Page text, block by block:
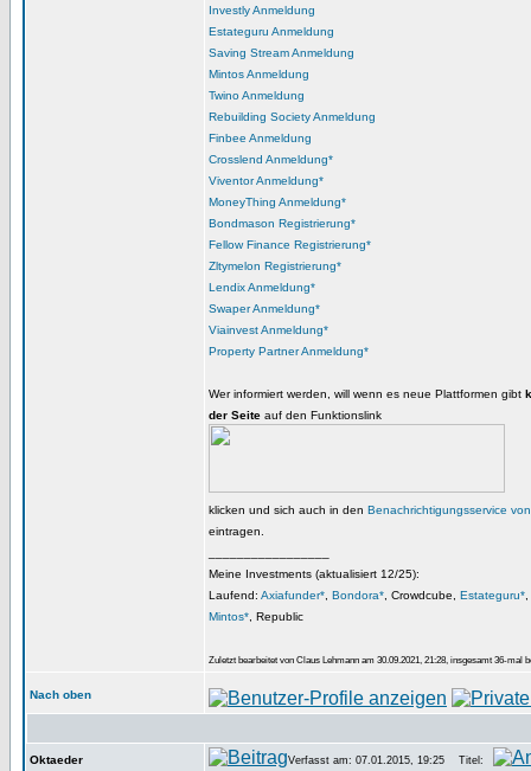
Investly Anmeldung
Estateguru Anmeldung
Saving Stream Anmeldung
Mintos Anmeldung
Twino Anmeldung
Rebuilding Society Anmeldung
Finbee Anmeldung
Crosslend Anmeldung*
Viventor Anmeldung*
MoneyThing Anmeldung*
Bondmason Registrierung*
Fellow Finance Registrierung*
Zltymelon Registrierung*
Lendix Anmeldung*
Swaper Anmeldung*
Viainvest Anmeldung*
Property Partner Anmeldung*
Wer informiert werden, will wenn es neue Plattformen gibt
der Seite auf den Funktionslink
klicken und sich auch in den Benachrichtigungsservice
eintragen.
Meine Investments (aktualisiert 12/25):
Laufend: Axiafunder* Bondora* , Crowdcube, Estateguru*
Mintos* , Republic
Zuletzt bearbeitet von Claus Lehmann am 30.09.2021, 21:28, insgesamt 36-mal
Nach oben
Oktaeder Verfasst am: 07.01.2015, 19:25
Titel: